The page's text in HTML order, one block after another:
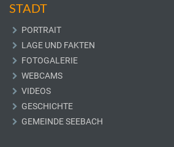
STADT
PORTRAIT
LAGE UND FAKTEN
FOTOGALERIE
WEBCAMS
VIDEOS
GESCHICHTE
GEMEINDE SEEBACH